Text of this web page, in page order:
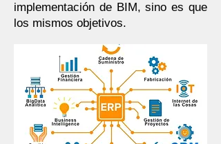
implementación de BIM, sino es que
los mismos objetivos.